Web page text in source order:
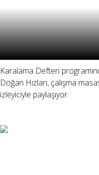
Karalama Defteri
Doğan Hızlan, çalışma
izleyiciyle paylaşıyor.